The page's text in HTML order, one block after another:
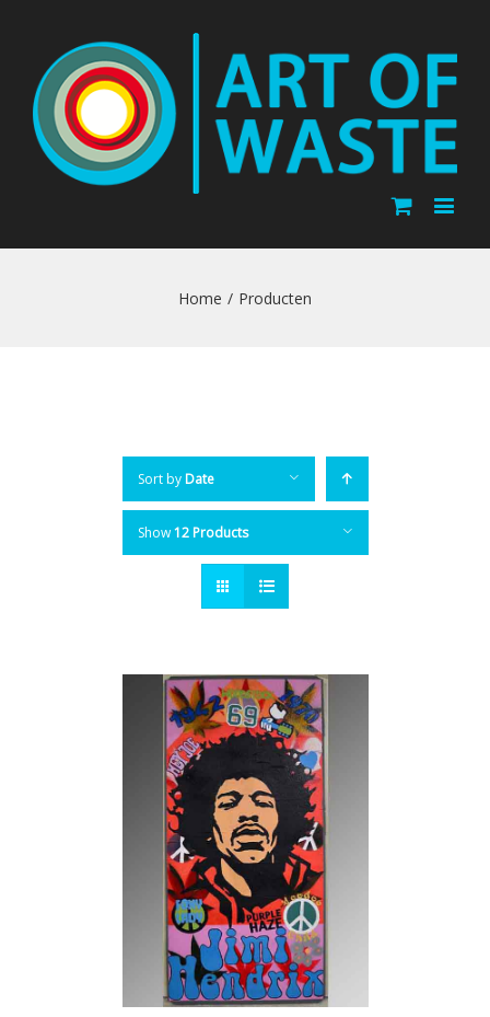
Home / Producten
Sort byDate
Show12 Products
TOEVOEGEN AAN
WINKELWAGEN